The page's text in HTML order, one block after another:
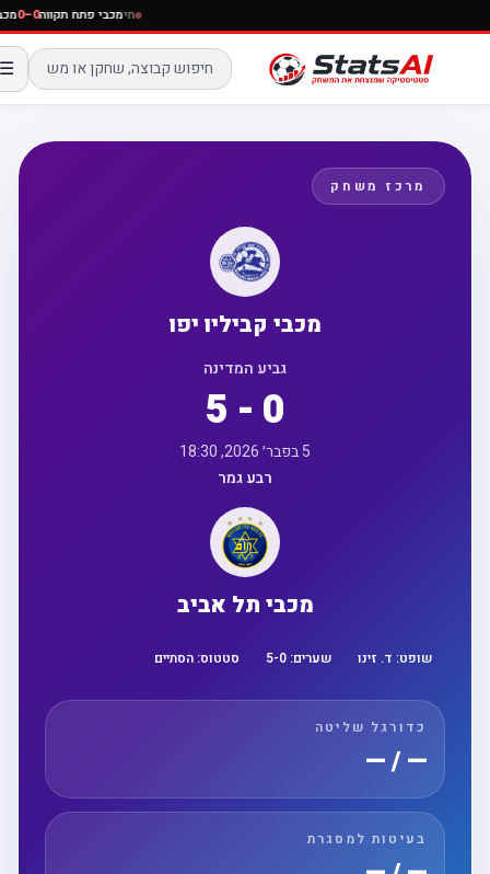
חימכבי פתח תקווה0–0
☰
מרכז משחק
מכבי קביליו יפו
גביע המדינה
5 - 0
רבע גמר
מכבי תל אביב
שופט:ד. זינו שערים: 5 -0 סטטוס:הסתיים
כדורגל שליטה
— / —
בעיטות למסגרת